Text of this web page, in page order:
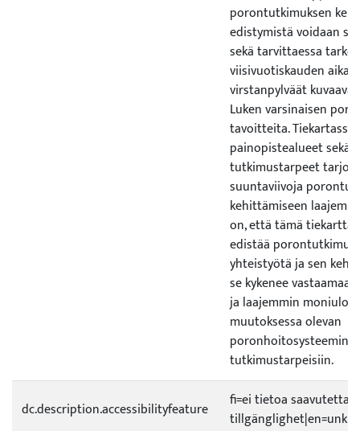
porontutkimuksen
edistymistä voidaan
sekä tarvittaessa
viisivuotiskauden
virstanpylväät
Luken varsinaisen
tavoitteita.
painopistealueet sekä
tutkimustarpeet
suuntaviivoja
kehittämiseen
on, että tämä tiekartta
edistää
yhteistyötä ja sen
se kykenee
ja laajemmin
muutoksessa olevan
poronhoitosysteemin
tutkimustarpeisiin.
dc.description.accessibilityfeature
fi=ei tietoa